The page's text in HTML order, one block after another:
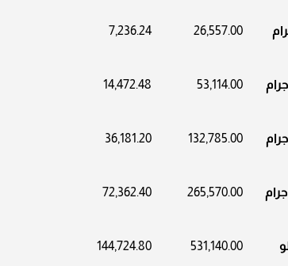
26,557.00
7,236.24
53,114.00
14,472.48
132,785.00
36,181.20
265,570.00
72,362.40
531,140.00
144,724.80